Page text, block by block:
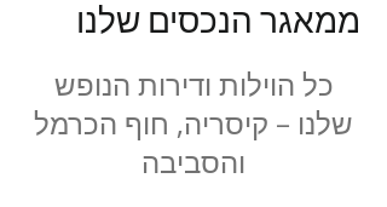
ממאגר הנכסים שלנו
כל הוילות ודירות הנופש
שלנו – קיסריה, חוף הכרמל
והסביבה